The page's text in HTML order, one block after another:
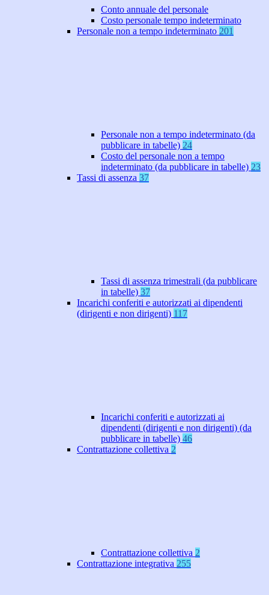
Conto annuale del personale
Costo personale tempo indeterminato
Personale non a tempo indeterminato 201
Personale non a tempo indeterminato (da
pubblicare in tabelle) 24
Costo del personale non a tempo
indeterminato (da pubblicare in tabelle) 23
Tassi di assenza 37
Tassi di assenza trimestrali (da pubblicare
in tabelle) 37
Incarichi conferiti e autorizzati ai dipendenti
(dirigenti e non dirigenti) 117
Incarichi conferiti e autorizzati ai
dipendenti (dirigenti e non dirigenti) (da
pubblicare in tabelle) 46
Contrattazione collettiva 2
Contrattazione collettiva 2
Contrattazione integrativa 255